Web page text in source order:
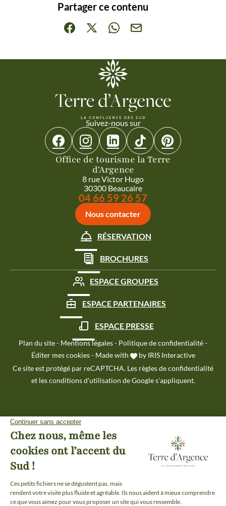
Partager ce contenu
Partager sur Facebook (nouvelle fenêtre)
Partager sur X / Twitter (nouvelle
Partager sur WhatsApp
Partager par mail
Suivez-nous sur
Suivez-nous sur Facebook
Suivez-nous sur Instagram
Suivez-nous sur Linkedin
Suivez-nous sur Tiktok
Suivez-nous sur
Office de tourisme la Terre
d'Argence
8 rue Victor Hugo
30300 Beaucaire
Appeler le
04 66 59 26 57
Nous contacter
RÉSERVATION
BROCHURES
ESPACE GROUPES
ESPACE PARTENAIRES
ESPACE PRESSE
Plan du site- Mentions légales- Politique de confidentialité-
Éditer mes cookies - Made with by IRIS Interactive
Ce site est protégé par reCAPTCHA. Les règles de confidentialité
et lesconditions d'utilisation de Google s'appliquent.